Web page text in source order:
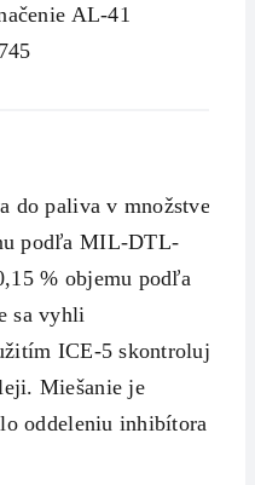
AL-41
do paliva v množstve
podľa MIL-DTL-
% objemu podľa
sa vyhli
ICE-5 skontrolujte
Miešanie je
oddeleniu inhibítora a